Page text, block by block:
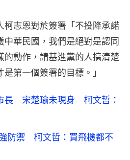
柯志恩對於簽署「不投降承諾
中華民國，我們是絕對是認同
的動作，請基進黨的人搞清楚
第一個簽署的目標。」
長 宋楚瑜未現身 柯文哲：
防禦 柯文哲：買飛機都不